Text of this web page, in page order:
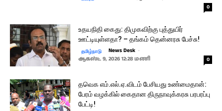
0
உதயநிதி கைது: திமுகவிற்கு புத்துயிர்
ஊட்டியுள்ளதா? – தங்கம் தென்னரசு பேச்சு!
தமிழ்நாடு News Desk -
ஆகஸ்ட் 9, 2026 12:28 மணி
0
தவெக எம்.எல்.ஏ.விடம் பேசியது உண்மைதான்:
பேரம் வழக்கில் கைதான திருநாவுக்கரசு பரபரப்பு
பேட்டி!